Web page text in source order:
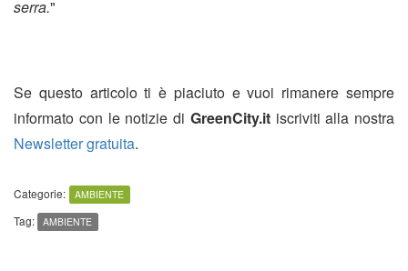
serra."
Se questo articolo ti è piaciuto e vuoi rimanere sempre
informato con le notizie di GreenCity.itiscriviti alla nostra
Newsletter gratuita.
Categorie: AMBIENTE
Tag: AMBIENTE